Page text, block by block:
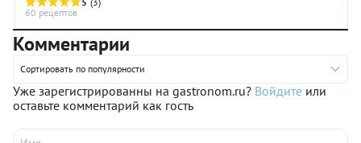
свекольника.
недаром его называют ...
60 рецептов
Комментарии
Сортировать по популярности
Уже зарегистрированны на gastronom.ru? Войдите или
оставьте комментарий как гость